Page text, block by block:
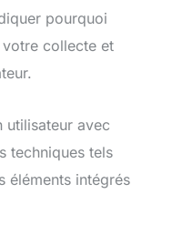
pourquoi
collecte et
utilisateur avec
techniques tels
éléments intégrés